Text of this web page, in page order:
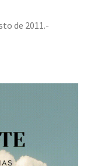
de 2011.-